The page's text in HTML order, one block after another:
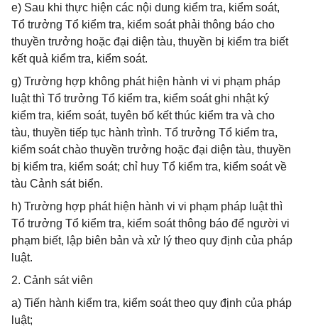
e) Sau khi thực hiện các nội dung kiểm tra, kiểm soát,
Tổ trưởng Tổ kiểm tra, kiểm soát phải thông báo cho
thuyền trưởng hoặc đại diện tàu, thuyền bị kiểm tra biết
kết quả kiểm tra, kiểm soát.
g) Trường hợp không phát hiện hành vi vi phạm pháp
luật thì Tổ trưởng Tổ kiểm tra, kiểm soát ghi nhật ký
kiểm tra, kiểm soát, tuyên bố kết thúc kiểm tra và cho
tàu, thuyền tiếp tục hành trình. Tổ trưởng Tổ kiểm tra,
kiểm soát chào thuyền trưởng hoặc đại diện tàu, thuyền
bị kiểm tra, kiểm soát; chỉ huy Tổ kiểm tra, kiểm soát về
tàu Cảnh sát biển.
h) Trường hợp phát hiện hành vi vi phạm pháp luật thì
Tổ trưởng Tổ kiểm tra, kiểm soát thông báo để người vi
phạm biết, lập biên bản và xử lý theo quy định của pháp
luật.
2. Cảnh sát viên
a) Tiến hành kiểm tra, kiểm soát theo quy định của pháp
luật;